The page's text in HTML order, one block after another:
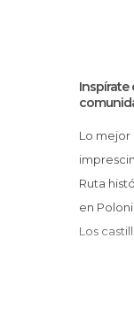
Inspírate
Lo mejor de Polonia: 15 rincones
Ruta histórica: la Segunda Guerra Mundial
en
Los